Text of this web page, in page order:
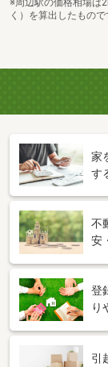
※周辺駅の価格相場は
く）を算出したもので
家
す
不
安
登
り
引